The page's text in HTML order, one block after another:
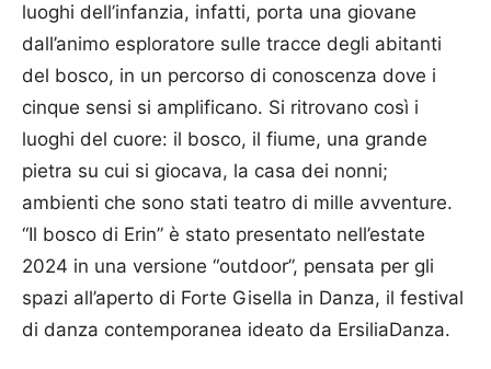
luoghi dell’infanzia, infatti, porta una giovane
dall’animo esploratore sulle tracce degli abitanti
del bosco, in un percorso di conoscenza dove i
cinque sensi si amplificano. Si ritrovano così i
luoghi del cuore: il bosco, il fiume, una grande
pietra su cui si giocava, la casa dei nonni;
ambienti che sono stati teatro di mille avventure.
“Il bosco di Erin” è stato presentato nell’estate
2024 in una versione “outdoor”, pensata per gli
spazi all’aperto di Forte Gisella in Danza, il festival
di danza contemporanea ideato da ErsiliaDanza.